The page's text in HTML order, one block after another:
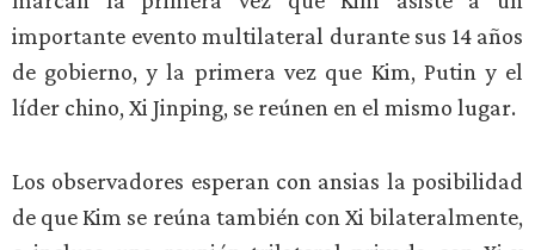
importante evento multilateral durante sus 14 años
de gobierno, y la primera vez que Kim, Putin y el
líder chino, Xi Jinping, se reúnen en el mismo lugar.
Los observadores esperan con ansias la posibilidad
de que Kim se reúna también con Xi bilateralmente,